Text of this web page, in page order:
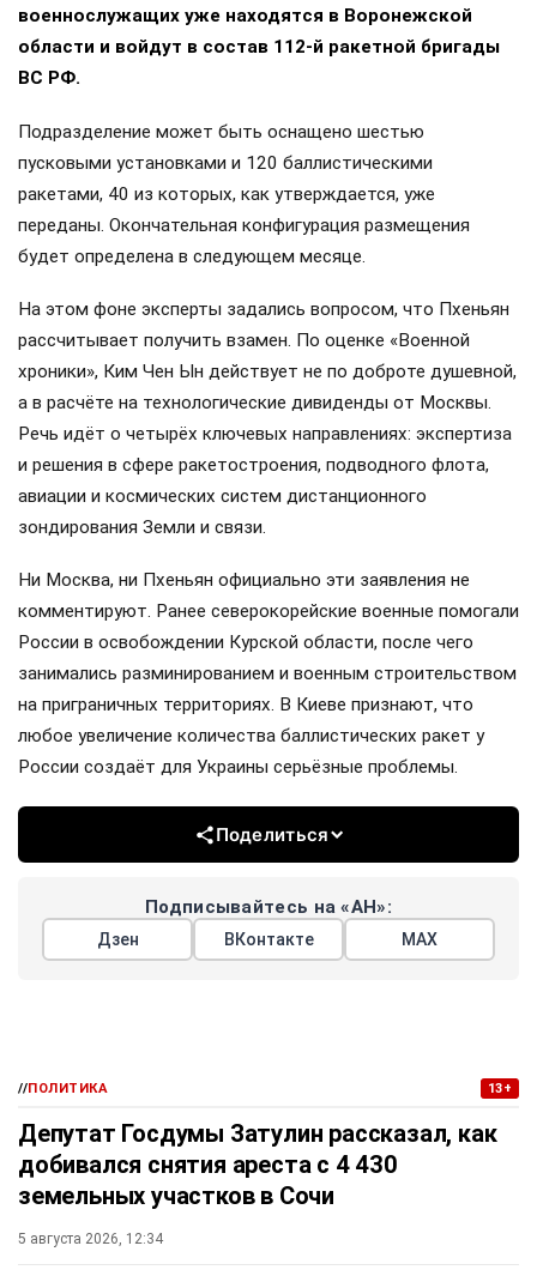
военнослужащих уже находятся в Воронежской
области и войдут в состав 112-й ракетной бригады
ВС РФ.
Подразделение может быть оснащено шестью
пусковыми установками и 120 баллистическими
ракетами, 40 из которых, как утверждается, уже
переданы. Окончательная конфигурация размещения
будет определена в следующем месяце.
На этом фоне эксперты задались вопросом, что Пхеньян
рассчитывает получить взамен. По оценке «Военной
хроники», Ким Чен Ын действует не по доброте душевной,
а в расчёте на технологические дивиденды от Москвы.
Речь идёт о четырёх ключевых направлениях: экспертиза
и решения в сфере ракетостроения, подводного флота,
авиации и космических систем дистанционного
зондирования Земли и связи.
Ни Москва, ни Пхеньян официально эти заявления не
комментируют. Ранее северокорейские военные помогали
России в освобождении Курской области, после чего
занимались разминированием и военным строительством
на приграничных территориях. В Киеве признают, что
любое увеличение количества баллистических ракет у
России создаёт для Украины серьёзные проблемы.
Поделиться
Подписывайтесь на «АН»:
Дзен ВКонтакте МАХ
//ПОЛИТИКА 13+
Депутат Госдумы Затулин рассказал, как
добивался снятия ареста с 4 430
земельных участков в Сочи
5 августа 2026, 12:34